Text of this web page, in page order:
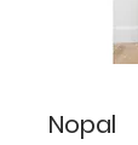
Nopal